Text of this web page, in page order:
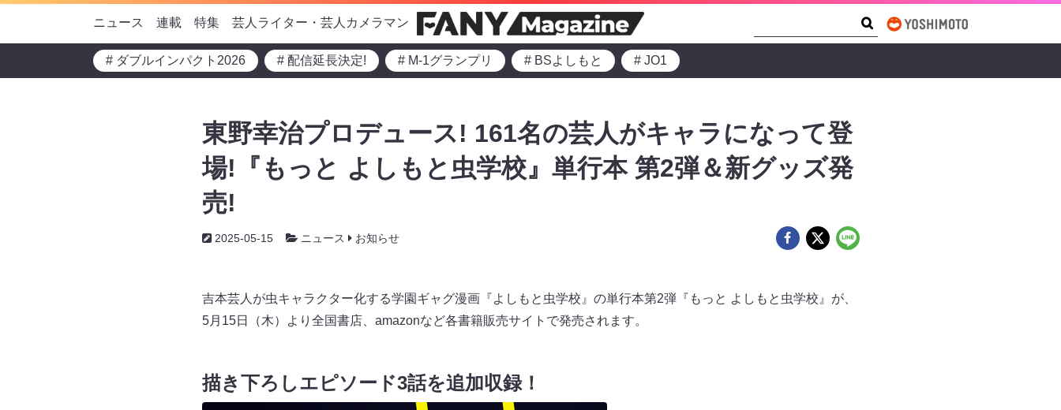
ニュース 連載 特集 芸人ライター・芸人カメラマン
# ダブルインパクト2026 # 配信延長決定! # M-1グランプリ # BSよしもと # JO1
東野幸治プロデュース! 161名の芸人がキャラになって登
場!『もっと よしもと虫学校』単行本 第2弾＆新グッズ発
売!
2025-05-15 ニュース お知らせ
吉本芸人が虫キャラクター化する学園ギャグ漫画『よしもと虫学校』の単行本第2弾『もっと よしもと虫学校』が、
5月15日（木）より全国書店、amazonなど各書籍販売サイトで発売されます。
描き下ろしエピソード3話を追加収録！